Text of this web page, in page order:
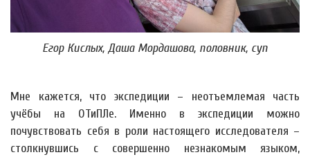
Егор Кислых, Даша Мордашова, половник, суп
Мне кажется, что экспедиции – неотъемлемая часть
учёбы на ОТиПЛе. Именно в экспедиции можно
почувствовать себя в роли настоящего исследователя –
столкнувшись с совершенно незнакомым языком,